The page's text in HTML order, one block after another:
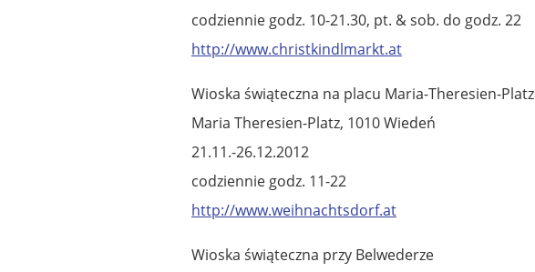
codziennie godz. 10-21.30, pt. & sob. do godz. 22
http://www.christkindlmarkt.at
Wioska świąteczna na placu Maria-Theresien-Platz
Maria Theresien-Platz, 1010 Wiedeń
21.11.-26.12.2012
codziennie godz. 11-22
http://www.weihnachtsdorf.at
Wioska świąteczna przy Belwederze